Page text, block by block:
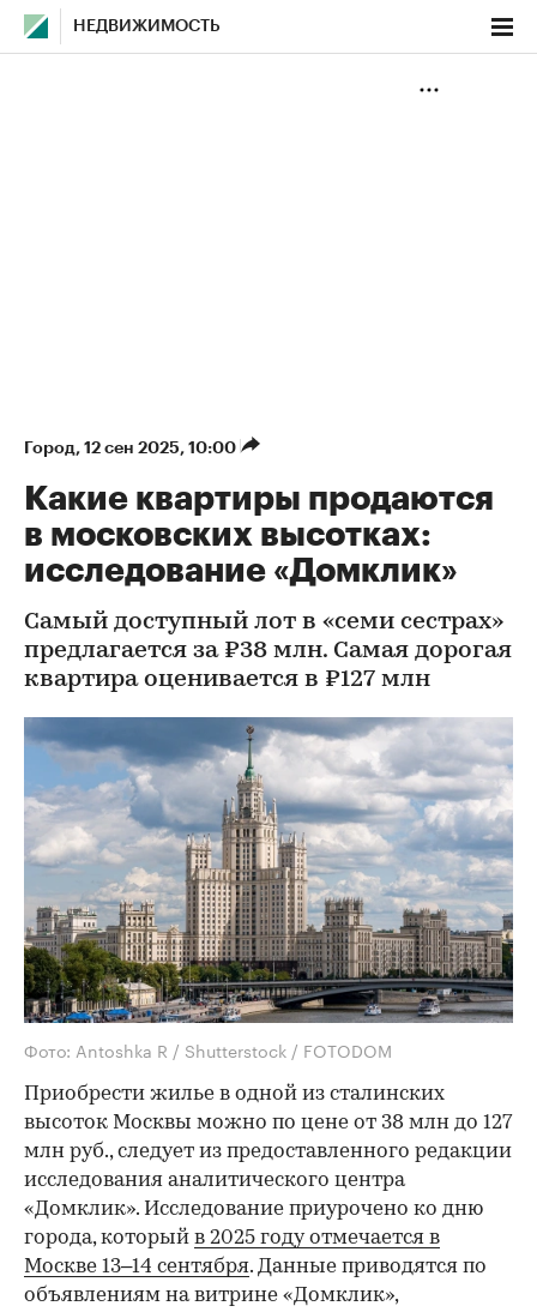
НЕДВИЖИМОСТЬ
Город⁠, 12 сен 2025, 10:00
Какие квартиры продаются
в московских высотках:
исследование «Домклик»
Самый доступный лот в «семи сестрах»
предлагается за ₽38 млн. Самая дорогая
квартира оценивается в ₽127 млн
Фото: Antoshka R / Shutterstock / FOTODOM
Приобрести жилье в одной из сталинских
высоток Москвы можно по цене от 38 млн до 127
млн руб., следует из предоставленного редакции
исследования аналитического центра
«Домклик». Исследование приурочено ко дню
города, который в 2025 году отмечается в
Москве 13–14 сентября. Данные приводятся по
объявлениям на витрине «Домклик»,